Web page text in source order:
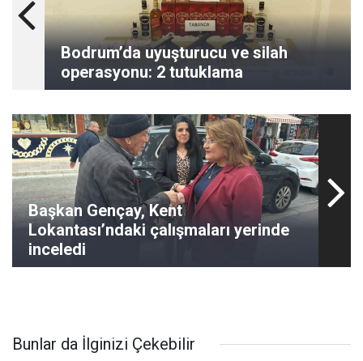
Bodrum’da uyuşturucu ve silah
operasyonu: 2 tutuklama
Başkan Gençay, Kent
Lokantası’ndaki çalışmaları yerinde
inceledi
Bunlar da İlginizi Çekebilir